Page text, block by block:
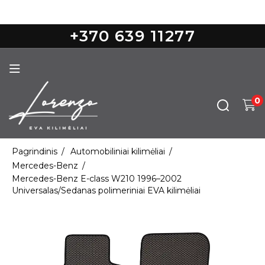
+370 639 11277
0
Pagrindinis
Automobiliniai kilimėliai
Mercedes-Benz
Mercedes-Benz E-class W210 1996–2002
Universalas/Sedanas polimeriniai EVA kilimėliai